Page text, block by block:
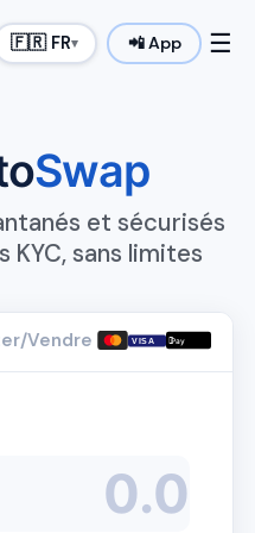
🇫🇷 FR▾ 📲 App ☰
Swap
et sécurisés
sans limites
Vendre VISA Pay
